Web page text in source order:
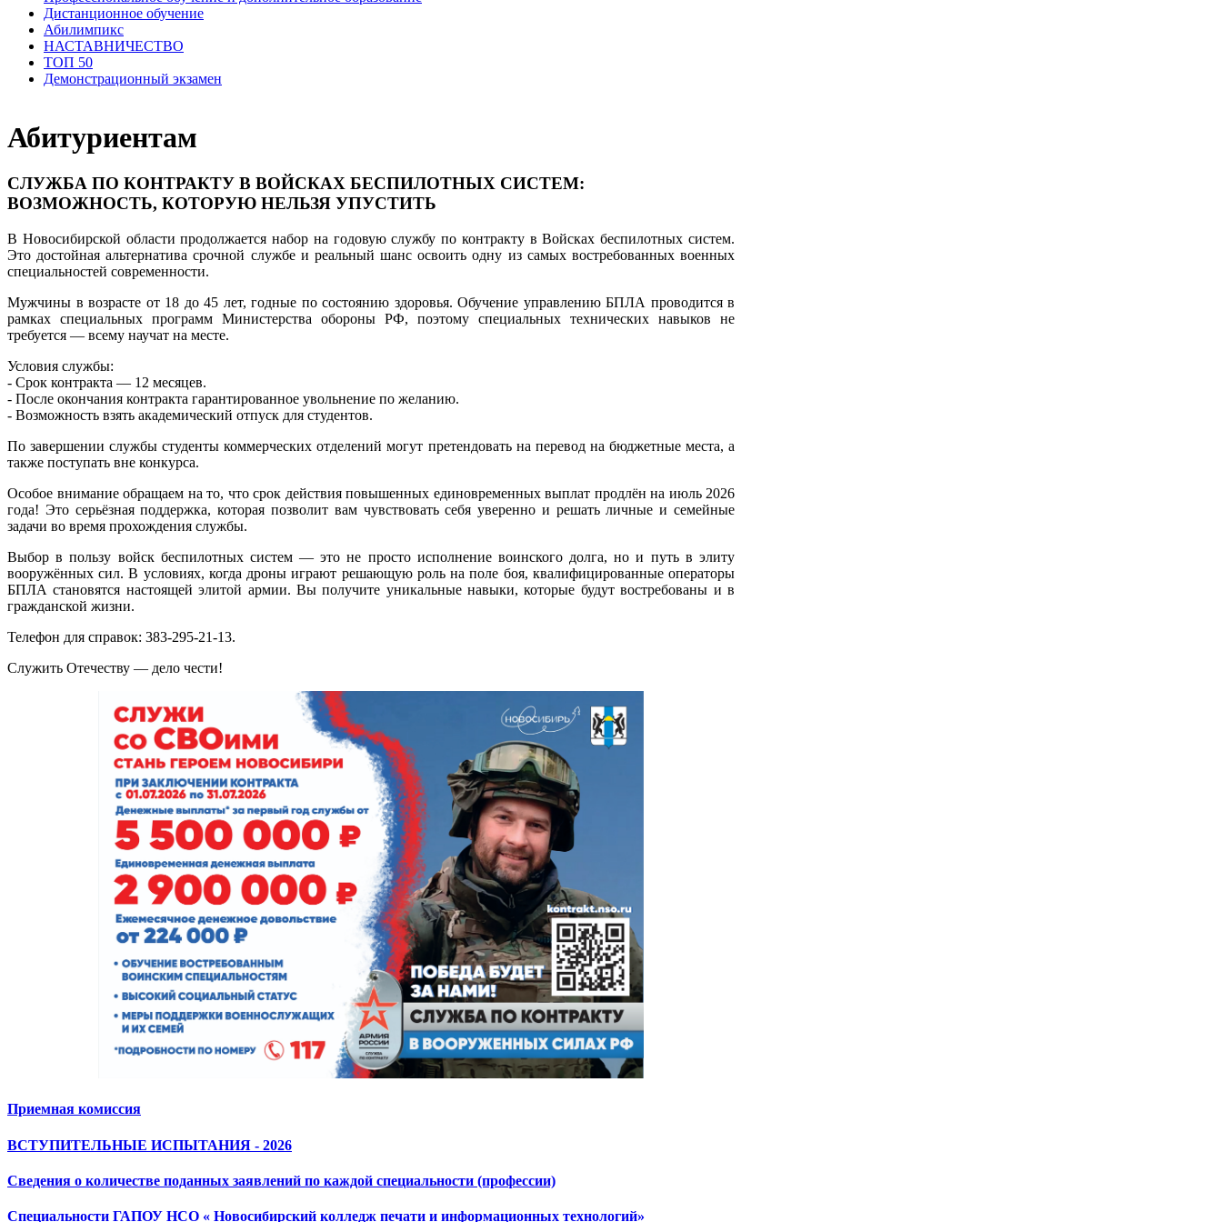
Дистанционное обучение
Абилимпикс
НАСТАВНИЧЕСТВО
ТОП 50
Демонстрационный экзамен
Абитуриентам
СЛУЖБА ПО КОНТРАКТУ В ВОЙСКАХ БЕСПИЛОТНЫХ СИСТЕМ:
ВОЗМОЖНОСТЬ, КОТОРУЮ НЕЛЬЗЯ УПУСТИТЬ
В Новосибирской области продолжается набор на годовую службу по контракту в Войсках беспилотных систем.
Это достойная альтернатива срочной службе и реальный шанс освоить одну из самых востребованных военных
специальностей современности.
Мужчины в возрасте от 18 до 45 лет, годные по состоянию здоровья. Обучение управлению БПЛА проводится в
рамках специальных программ Министерства обороны РФ, поэтому специальных технических навыков не
требуется — всему научат на месте.
Условия службы:
- Срок контракта — 12 месяцев.
- После окончания контракта гарантированное увольнение по желанию.
- Возможность взять академический отпуск для студентов.
По завершении службы студенты коммерческих отделений могут претендовать на перевод на бюджетные места, а
также поступать вне конкурса.
Особое внимание обращаем на то, что срок действия повышенных единовременных выплат продлён на июль 2026
года! Это серьёзная поддержка, которая позволит вам чувствовать себя уверенно и решать личные и семейные
задачи во время прохождения службы.
Выбор в пользу войск беспилотных систем — это не просто исполнение воинского долга, но и путь в элиту
вооружённых сил. В условиях, когда дроны играют решающую роль на поле боя, квалифицированные операторы
БПЛА становятся настоящей элитой армии. Вы получите уникальные навыки, которые будут востребованы и в
гражданской жизни.
Телефон для справок: 383-295-21-13.
Служить Отечеству — дело чести!
Приемная комиссия
ВСТУПИТЕЛЬНЫЕ ИСПЫТАНИЯ - 2026
Сведения о количестве поданных заявлений по каждой специальности (профессии)
Специальности ГАПОУ НСО « Новосибирский колледж печати и информационных технологий»